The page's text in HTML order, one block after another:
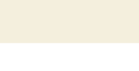
Little big planet 2